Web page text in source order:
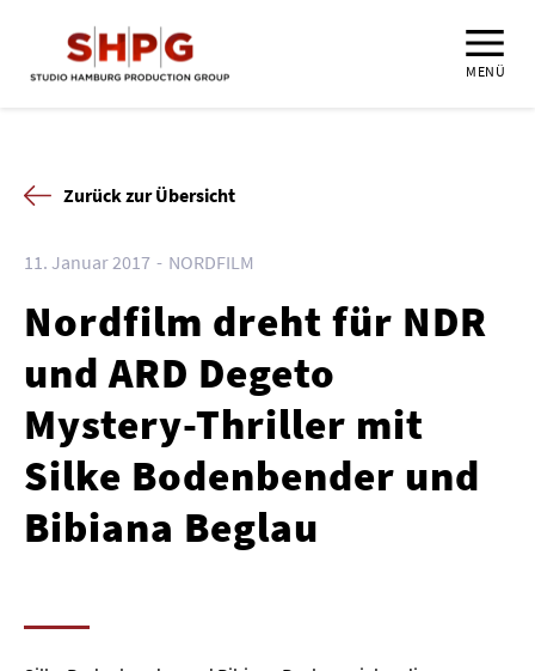
MENÜ
Zurück zur Übersicht
11. Januar 2017 NORDFILM
Nordfilm dreht für NDR
und ARD Degeto
Mystery-Thriller mit
Silke Bodenbender und
Bibiana Beglau